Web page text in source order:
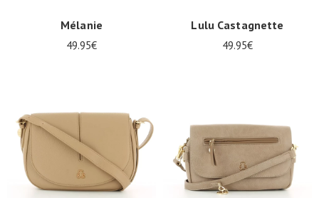
Mélanie
49.95€
Lulu Castagnette
49.95€